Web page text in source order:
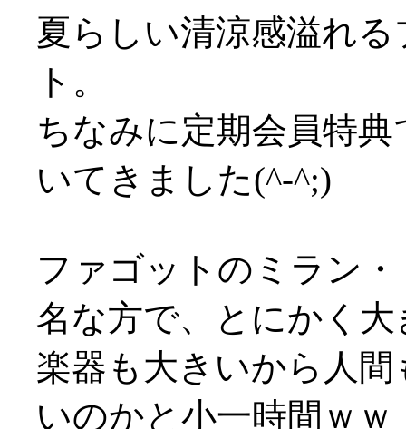
夏らしい清涼感溢れ
ト。
ちなみに定期会員特
いてきました(^-^;)
ファゴットのミラン
名な方で、とにかく大
楽器も大きいから人
いのかと小一時間ｗｗ